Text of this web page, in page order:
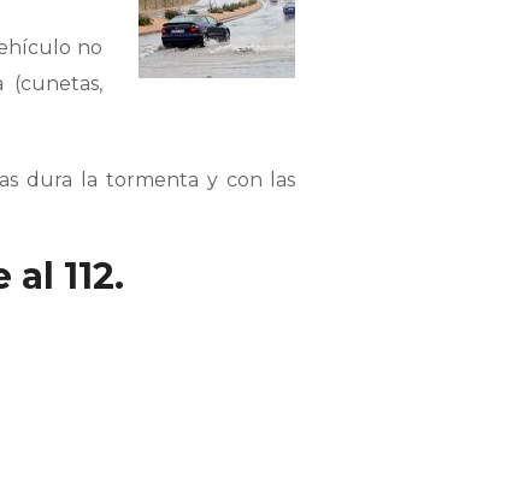
no
dura la tormenta y con las
112.